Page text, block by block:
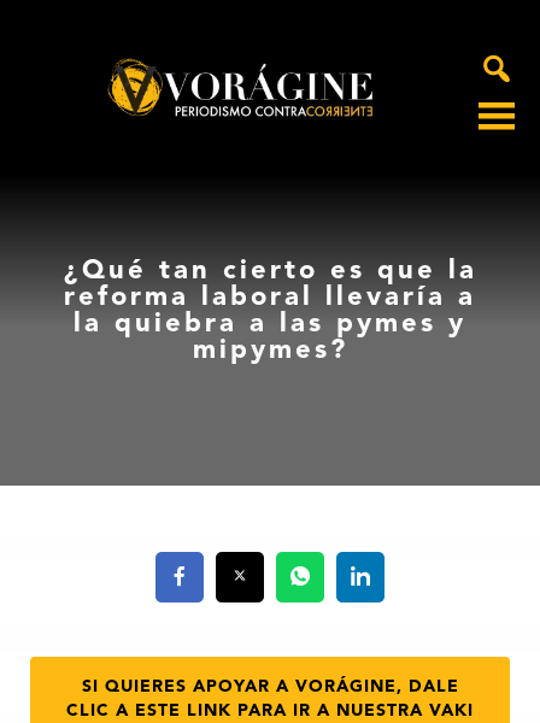
¿Qué tan cierto es que la
reforma laboral llevaría a
la quiebra a las pymes y
mipymes?
SI QUIERES APOYAR A VORÁGINE, DALE
CLIC A ESTE LINK PARA IR A NUESTRA VAKI